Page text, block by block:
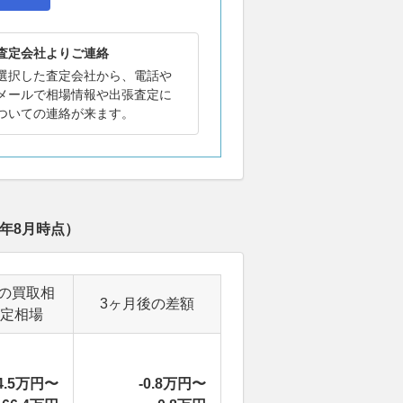
定会社よりご連絡
択した査定会社から、電話や
ールで相場情報や出張査定に
いての連絡が来ます。
8月 時点）
買取相
相場
3ヶ月後の差額
万円〜
-0.8万円〜